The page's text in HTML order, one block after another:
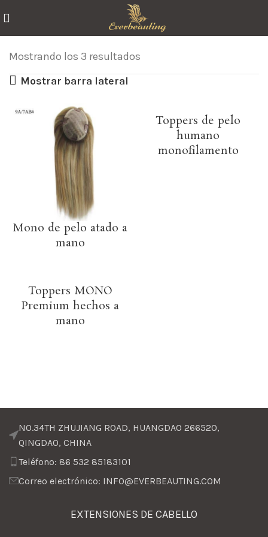
Mostrando los 3 resultados
Mostrar barra lateral
Mono de pelo atado a
mano
Toppers de pelo
humano
monofilamento
Toppers MONO
Premium hechos a
mano
NO.34TH ZHUJIANG ROAD, HUANGDAO 266520,
QINGDAO, CHINA
Teléfono: 86 532 85183101
Correo electrónico: INFO@EVERBEAUTING.COM
EXTENSIONES DE CABELLO